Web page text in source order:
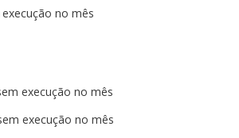
execução no mês
execução no mês
execução no mês